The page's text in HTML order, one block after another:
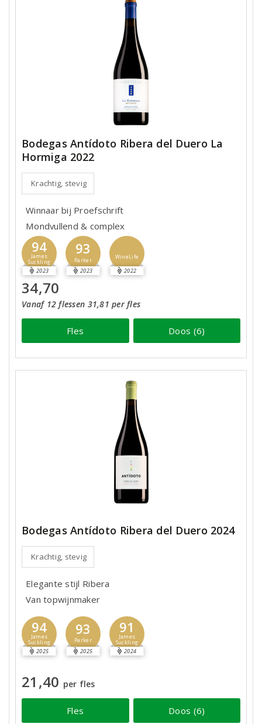
Bodegas Antídoto Ribera del Duero La
Hormiga 2022
Krachtig, stevig
Winnaar bij Proefschrift
Mondvullend & complex
94
James
Suckling
2023
93
Parker
2023
WineLife
2022
34,70
Vanaf 12 flessen 31,81 per fles
Fles Doos (6)
Bodegas Antídoto Ribera del Duero 2024
Krachtig, stevig
Elegante stijl Ribera
Van topwijnmaker
94
James
Suckling
2025
93
Parker
2025
91
James
Suckling
2024
21,40 per fles
Fles Doos (6)